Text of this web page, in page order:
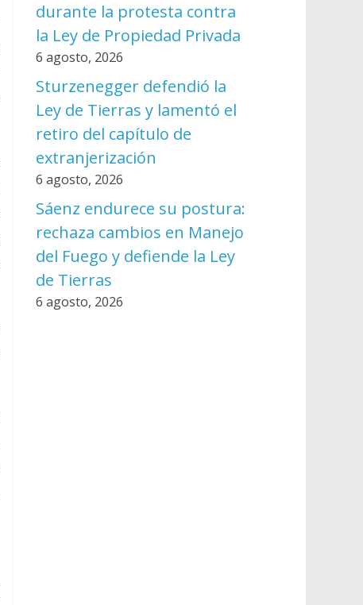
durante la protesta contra
la Ley de Propiedad Privada
6 agosto, 2026
Sturzenegger defendió la
Ley de Tierras y lamentó el
retiro del capítulo de
extranjerización
6 agosto, 2026
Sáenz endurece su postura:
rechaza cambios en Manejo
del Fuego y defiende la Ley
de Tierras
6 agosto, 2026